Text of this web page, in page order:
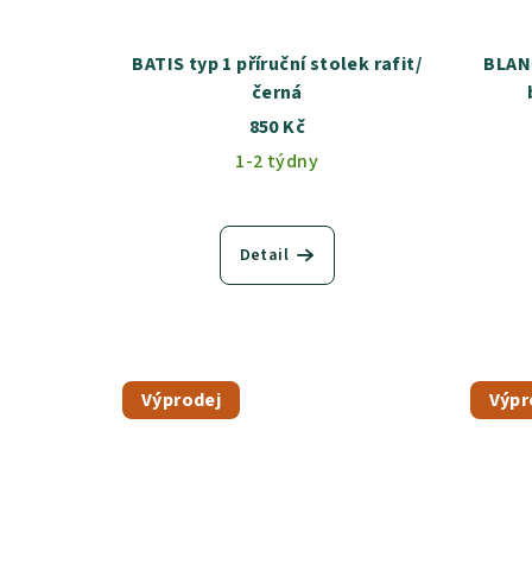
BATIS typ 1 příruční stolek rafit/
černá
850 Kč
1-2 týdny
Detail
Výprodej